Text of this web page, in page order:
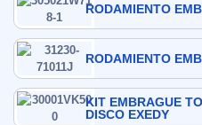
RODAMIENTO
RODAMIENTO
KIT EMBRAGUE
DISCO EXEDY